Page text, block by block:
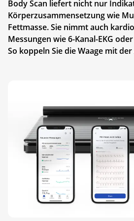
Body Scan liefert nicht nur
Körperzusammensetzung wie
Fettmasse. Sie nimmt auch
Messungen wie 6-Kanal-EKG
So koppeln Sie die Waage mit